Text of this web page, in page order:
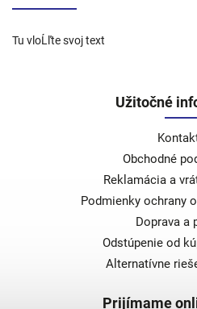
Tu vloĹľte svoj text
Užitočné
Obchodné
Reklamácia a
Podmienky ochrany
Doprava a
Odstúpenie od
Alternatívne
Prijímame